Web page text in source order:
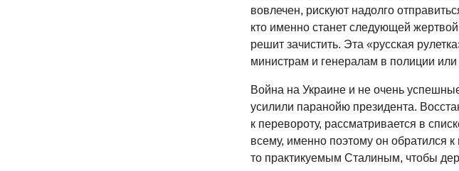
вовлечен, рискуют надолго
кто именно станет следующей
решит зачистить. Эта «русская
министрам и генералам в полиции
Война на Украине и не очень
усилили паранойю президента.
к перевороту, рассматривается в
всему, именно поэтому он обратился
то практикуемым Сталиным, чтобы